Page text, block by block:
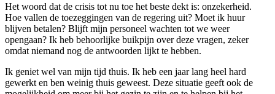
Het woord dat de crisis tot nu toe het beste dekt is: onzekerheid.
Hoe vallen de toezeggingen van de regering uit? Moet ik huur
blijven betalen? Blijft mijn personeel wachten tot we weer
opengaan? Ik heb behoorlijke buikpijn over deze vragen, zeker
omdat niemand nog de antwoorden lijkt te hebben.
Ik geniet wel van mijn tijd thuis. Ik heb een jaar lang heel hard
gewerkt en ben weinig thuis geweest. Deze situatie geeft ook de